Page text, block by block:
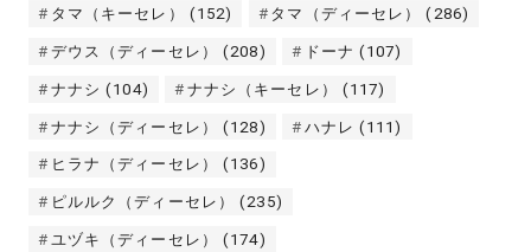
タマ（キーセレ） (152) タマ（ディーセレ） (286)
デウス（ディーセレ） (208) ドーナ (107)
ナナシ (104) ナナシ（キーセレ） (117)
ナナシ（ディーセレ） (128) ハナレ (111)
ヒラナ（ディーセレ） (136)
ピルルク（ディーセレ） (235)
ユヅキ（ディーセレ） (174)